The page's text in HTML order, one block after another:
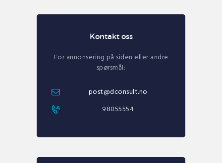
Kontakt oss
For annonsering på siden eller andre
spørsmål:
post@dconsult.no
98055554